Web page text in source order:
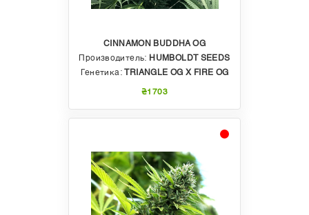
CINNAMON BUDDHA OG
Производитель: HUMBOLDT SEEDS
Генетика:
TRIANGLE OG X FIRE OG
₴1703